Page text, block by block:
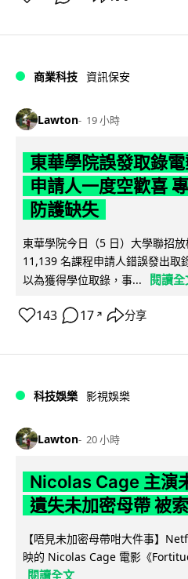
商業科技 資訊保安
Lawton 19 小時
東華學院誤發取錄
申請人一度空歡喜
防護缺失
東華學院今日（5 日）大學聯招
11,139 名課程申請人錯誤發出取
以為獲得學位取錄，事...
閱讀全
143 17 ↗ 分享
科技娛樂 影視娛樂
Lawton 20 小時
Nicolas Cage 主演
遺失未加密母帶 被
【唔見未加密母帶咁大件事】
映的 Nicolas Cage 電影《
閱讀全文